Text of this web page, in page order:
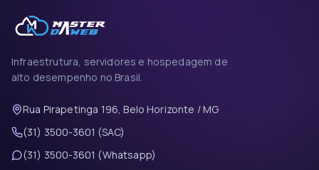
Infraestrutura, servidores e hospedagem de
alto desempenho no Brasil.
Rua Pirapetinga 196, Belo Horizonte / MG
(31) 3500-3601 (SAC)
(31) 3500-3601 (Whatsapp)